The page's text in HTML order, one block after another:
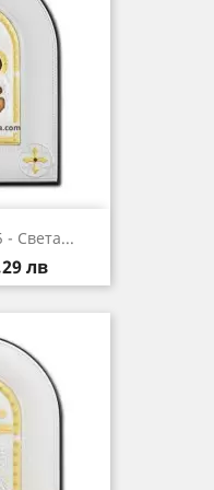
- Света...
лв